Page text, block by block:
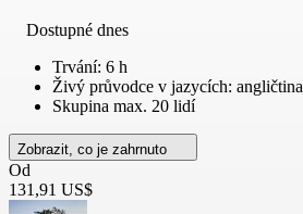
Dostupné dnes
Trvání: 6 h
Živý průvodce v jazycích: angličtina
Skupina max. 20 lidí
Zobrazit, co je zahrnuto
Od
131,91 US$